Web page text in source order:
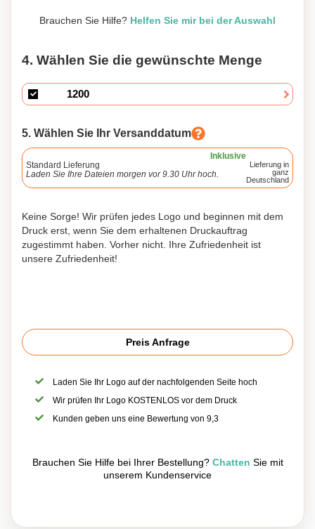
Brauchen Sie Hilfe? Helfen Sie mir bei der Auswahl
4. Wählen Sie die gewünschte Menge
5. Wählen Sie Ihr Versanddatum
Inklusive
Standard Lieferung
Laden Sie Ihre Dateien morgen vor 9.30 Uhr hoch.
Lieferung in
ganz
Deutschland
Keine Sorge! Wir prüfen jedes Logo und beginnen mit dem
Druck erst, wenn Sie dem erhaltenen Druckauftrag
zugestimmt haben. Vorher nicht. Ihre Zufriedenheit ist
unsere Zufriedenheit!
Preis Anfrage
Laden Sie Ihr Logo auf der nachfolgenden Seite hoch
Wir prüfen Ihr Logo KOSTENLOS vor dem Druck
Kunden geben uns eine Bewertung von 9,3
Brauchen Sie Hilfe bei Ihrer Bestellung? Chatten Sie mit
unserem Kundenservice